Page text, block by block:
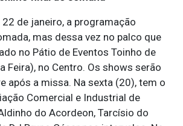
de janeiro, a programação
mas dessa vez no palco que
no Pátio de Eventos Toinho de
Feira), no Centro. Os shows serão
após a missa. Na sexta (20), tem o
Comercial e Industrial de
do Acordeon, Tarcísio do